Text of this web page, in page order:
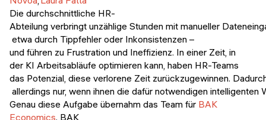
Die durchschnittliche HR-
Abteilung verbringt unzählige Stunden mit manueller
etwa durch Tippfehler oder Inkonsistenzen –
und führen zu Frustration und Ineffizienz. In einer Zeit, in
der KI Arbeitsabläufe optimieren kann, haben HR-Teams
das Potenzial, diese verlorene Zeit zurückzugewinnen.
allerdings nur, wenn ihnen die dafür notwendigen
Genau diese Aufgabe übernahm das Team für BAK
Economics. BAK